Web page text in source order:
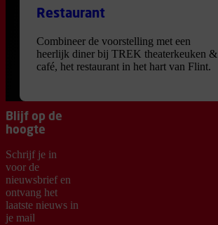
Restaurant
Combineer de voorstelling met een
heerlijk diner bij TREK theaterkeuken &
café, het restaurant in het hart van Flint.
Blijf op de
hoogte
Schrijf je in
voor de
nieuwsbrief en
ontvang het
laatste nieuws in
je mail